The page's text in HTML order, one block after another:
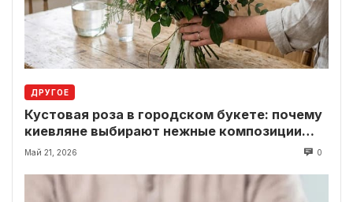
ДРУГОЕ
Кустовая роза в городском букете: почему
киевляне выбирают нежные композиции
вместо классики
Май 21, 2026 0